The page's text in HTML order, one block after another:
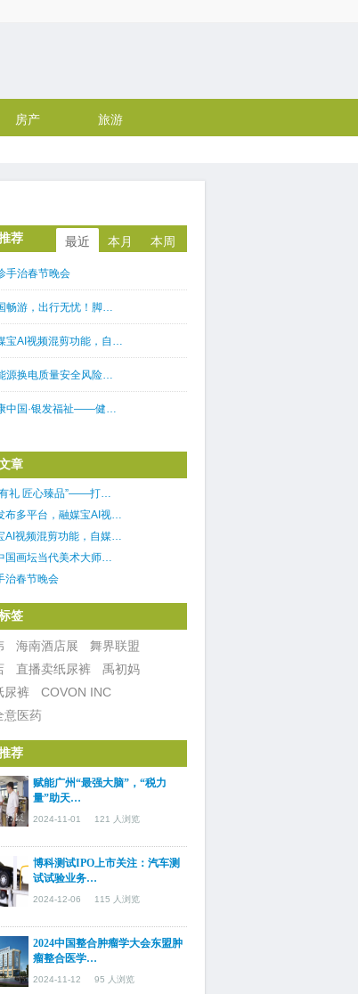
房产 旅游
荐 最近 本月 本周
手治春节晚会
畅游，出行无忧！脚…
宝AI视频混剪功能，自…
源换电质量安全风险…
中国·银发福祉——健…
章
有礼 匠心臻品”——打…
布多平台，融媒宝AI视…
AI视频混剪功能，自媒…
国画坛当代美术大师…
治春节晚会
签
海南酒店展
舞界联盟
直播卖纸尿裤
禹初妈
尿裤
COVON INC
意医药
荐
赋能广州“最强大脑”，“税力
量”助天…
2024-11-01 121 人浏览
博科测试IPO上市关注：汽车测
试试验业务…
2024-12-06 115 人浏览
2024中国整合肿瘤学大会东盟肿
瘤整合医学…
2024-11-12 95 人浏览